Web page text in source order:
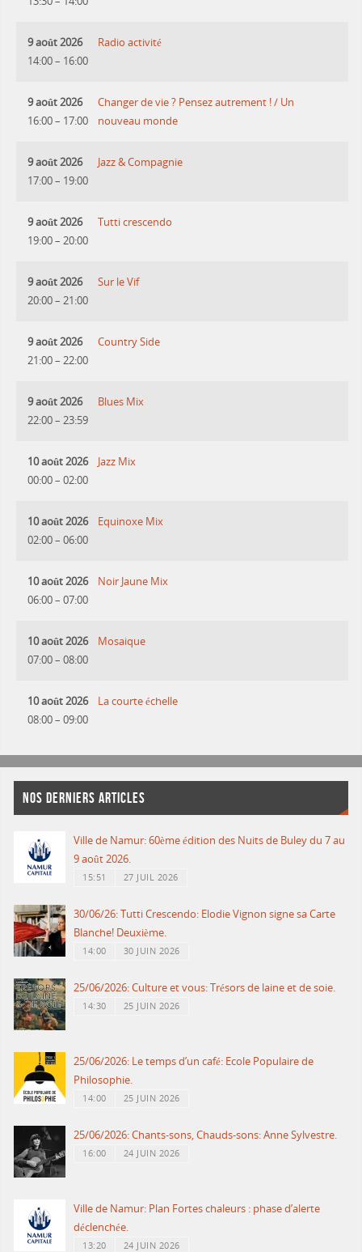
9 août 2026
14:00– 16:00
Radio activité
9 août 2026
16:00– 17:00
Changer de vie ? Pensez autrement ! / Un
nouveau monde
9 août 2026
17:00– 19:00
Jazz & Compagnie
9 août 2026
19:00– 20:00
Tutti crescendo
9 août 2026
20:00– 21:00
Sur le Vif
9 août 2026
21:00– 22:00
Country Side
9 août 2026
22:00– 23:59
Blues Mix
10 août 2026
00:00– 02:00
Jazz Mix
10 août 2026
02:00– 06:00
Equinoxe Mix
10 août 2026
06:00– 07:00
Noir Jaune Mix
10 août 2026
07:00– 08:00
Mosaique
10 août 2026
08:00– 09:00
La courte échelle
NOS DERNIERS ARTICLES
Ville de Namur: 60ème édition des Nuits de Buley du 7 au
9 août 2026.
15:51 27 JUIL 2026
30/06/26: Tutti Crescendo: Elodie Vignon signe sa Carte
Blanche! Deuxième.
14:00 30 JUIN 2026
25/06/2026: Culture et vous: Trésors de laine et de soie.
14:30 25 JUIN 2026
25/06/2026: Le temps d’un café: Ecole Populaire de
Philosophie.
14:00 25 JUIN 2026
25/06/2026: Chants-sons, Chauds-sons: Anne Sylvestre.
16:00 24 JUIN 2026
Ville de Namur: Plan Fortes chaleurs : phase d’alerte
déclenchée.
13:20 24 JUIN 2026